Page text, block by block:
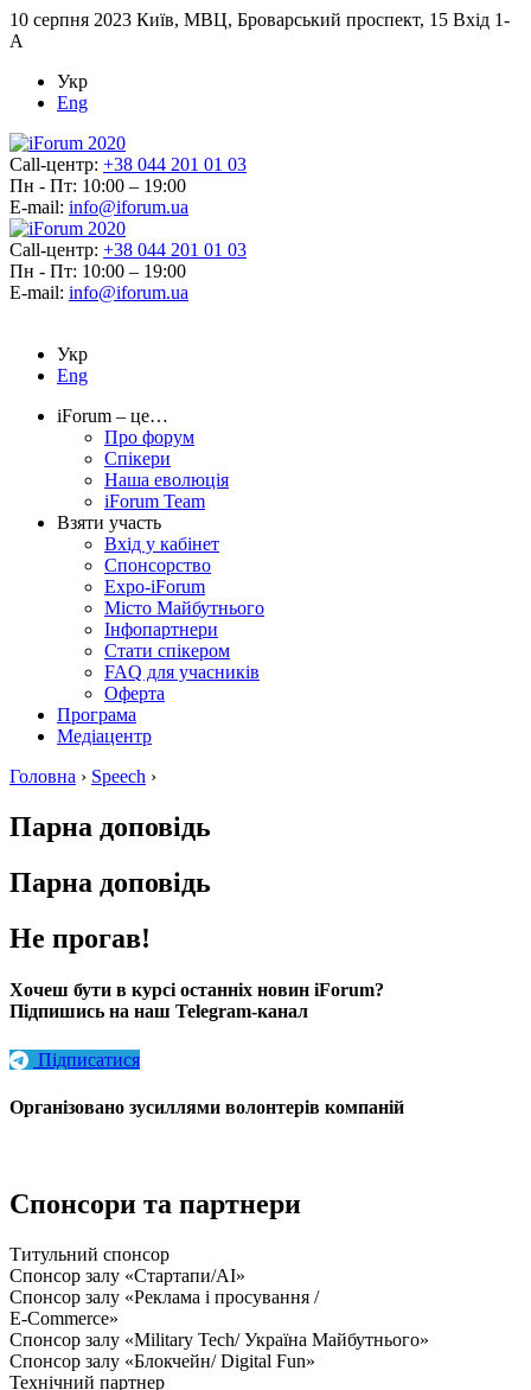
10 серпня 2023 Київ, МВЦ, Броварський проспект, 15 Вхід 1-
А
Укр
Eng
Call-центр: +38 044 201 01 03
Пн - Пт: 10:00 – 19:00
E-mail: info@iforum.ua
Call-центр: +38 044 201 01 03
Пн - Пт: 10:00 – 19:00
E-mail: info@iforum.ua
Укр
Eng
iForum – це…
Про форум
Спікери
Наша еволюція
iForum Team
Взяти участь
Вхід у кабінет
Спонсорство
Expo-iForum
Місто Майбутнього
Інфопартнери
Стати спікером
FAQ для учасників
Оферта
Програма
Медіацентр
Головна › Speech ›
Парна доповідь
Парна доповідь
Не прогав!
Хочеш бути в курсі останніх новин iForum?
Підпишись на наш Telegram-канал
Підписатися
Організовано зусиллями волонтерів компаній
Спонсори та партнери
Титульний спонсор
Спонсор залу «Стартапи/AI»
Спонсор залу «Реклама і просування /
E-Commerce»
Спонсор залу «Military Tech/ Україна Майбутнього»
Спонсор залу «Блокчейн/ Digital Fun»
Технічний партнер